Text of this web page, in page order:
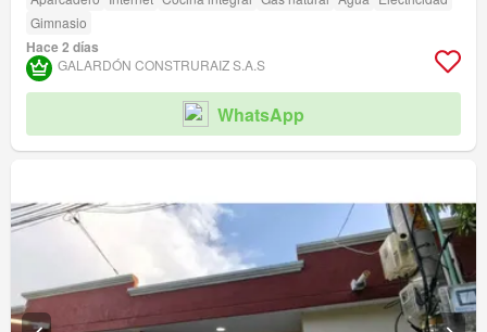
Gimnasio
Hace 2 días
GALARDÓN CONSTRURAIZ S.A.S
WhatsApp